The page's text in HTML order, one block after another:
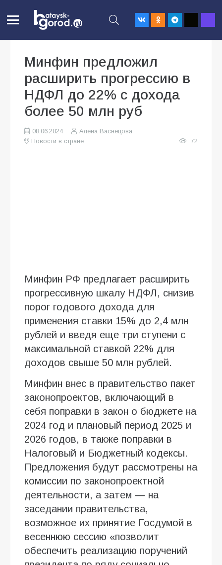
Минфин предложил
расширить прогрессию в
НДФЛ до 22% с дохода
более 50 млн руб
08.06.2024
Алена Васнецова
Новости в стране
72
Минфин РФ предлагает расширить
прогрессивную шкалу НДФЛ, снизив
порог годового дохода для
применения ставки 15% до 2,4 млн
рублей и введя еще три ступени с
максимальной ставкой 22% для
доходов свыше 50 млн рублей.
Минфин внес в правительство пакет
законопроектов, включающий в
себя поправки в закон о бюджете на
2024 год и плановый период 2025 и
2026 годов, в также поправки в
Налоговый и Бюджетный кодексы.
Предложения будут рассмотрены на
комиссии по законопроектной
деятельности, а затем — на
заседании правительства,
возможное их принятие Госдумой в
весеннюю сессию «позволит
обеспечить реализацию поручений